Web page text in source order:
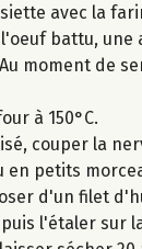
avec la
battu, une
moment de
à 150°C.
couper la
en petits
d'un filet
l'étaler sur